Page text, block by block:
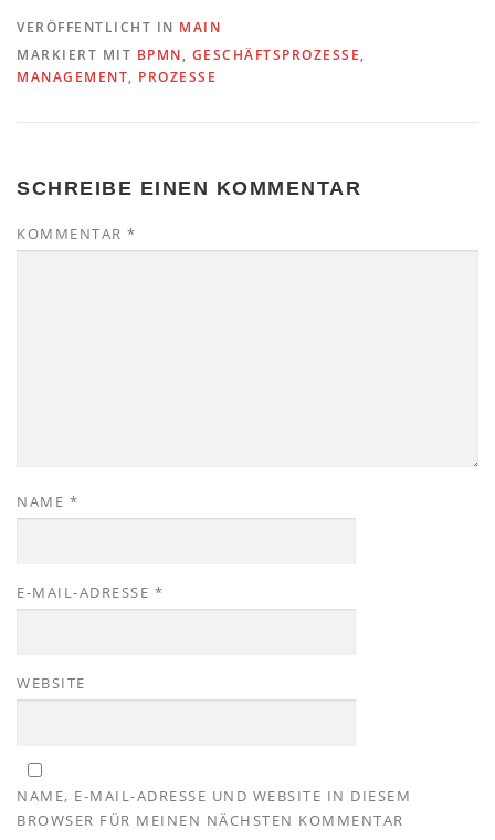
VERÖFFENTLICHT IN MAIN
MARKIERT MIT BPMN, GESCHÄFTSPROZESSE,
MANAGEMENT, PROZESSE
SCHREIBE EINEN KOMMENTAR
KOMMENTAR *
NAME *
E-MAIL-ADRESSE *
WEBSITE
NAME, E-MAIL-ADRESSE UND WEBSITE IN DIESEM
BROWSER FÜR MEINEN NÄCHSTEN KOMMENTAR